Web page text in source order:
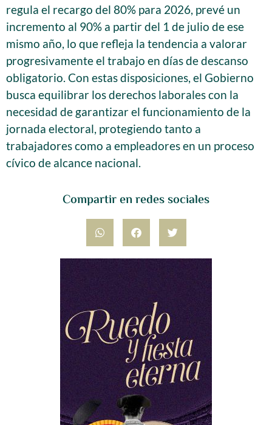
Compartir en redes sociales
regula el recargo del 80% para 2026, prevé un
incremento al 90% a partir del 1 de julio de ese
mismo año, lo que refleja la tendencia a valorar
progresivamente el trabajo en días de descanso
obligatorio. Con estas disposiciones, el Gobierno
busca equilibrar los derechos laborales con la
necesidad de garantizar el funcionamiento de la
jornada electoral, protegiendo tanto a
trabajadores como a empleadores en un proceso
cívico de alcance nacional.